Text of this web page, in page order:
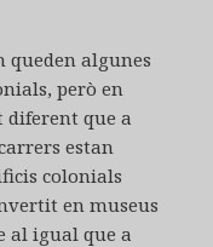
queden algunes
però en
diferent que a
estan
colonials
en museus
al igual que a